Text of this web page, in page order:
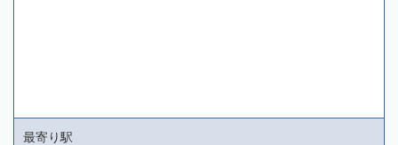
最寄り駅